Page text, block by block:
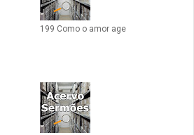
199 Como o amor age